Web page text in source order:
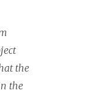
the
the